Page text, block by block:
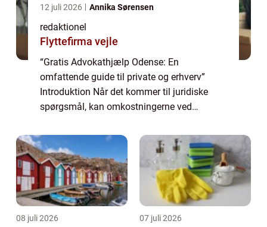
12 juli 2026 Annika Sørensen
redaktionel
Flyttefirma vejle
“Gratis Advokathjælp Odense: En
omfattende guide til private og erhverv”
Introduktion Når det kommer til juridiske
spørgsmål, kan omkostningerne ved
byrde for mange mennesker. Heldigvis er der
muli...
08 juli 2026 07 juli 2026